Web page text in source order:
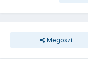
Megoszt